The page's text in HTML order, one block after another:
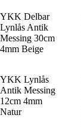
YKK Delbar
Lynlås Antik
Messing 30cm
4mm Beige
YKK Lynlås
Antik Messing
12cm 4mm
Natur